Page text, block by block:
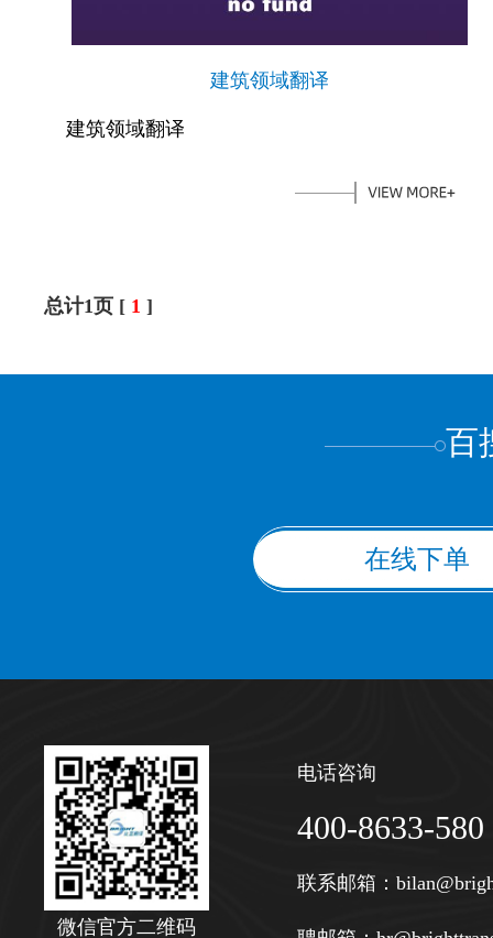
建筑领域翻译
建筑领域翻译
总计1页 [ 1 ]
百
在线下单
微信官方二维码
电话咨询
400-8633-580
联系邮箱：